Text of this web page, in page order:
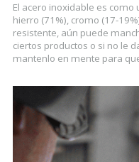
El acero inoxidable es
hierro (71%), cromo (17-
resistente, aún puede
ciertos productos o si no le
mantenlo en mente para